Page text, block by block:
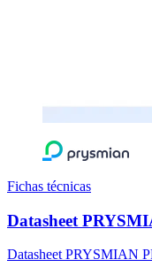
Fichas técnicas
Datasheet
Datasheet PRYSMIAN